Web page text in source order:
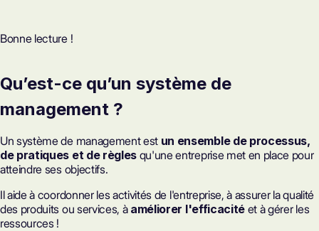
Bonne lecture !
Qu’est-ce qu’un système de
management ?
Un système de management est un ensemble de processus,
de pratiques et de règles qu'une entreprise met en place pour
atteindre ses objectifs.
Il aide à coordonner les activités de l'entreprise, à assurer la qualité
des produits ou services, à améliorer l'efficacité et à gérer les
ressources !